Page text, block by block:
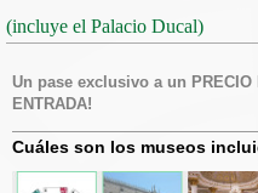
(incluye el Palacio Ducal)
Un pase exclusivo a un PRECIO
ENTRADA!
Cuáles son los museos